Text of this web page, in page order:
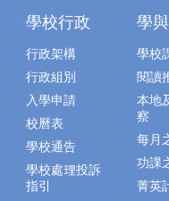
學校行政
行政架構
行政組別
入學申請
校曆表
學校通告
學校處理投訴
指引
學
學校
閱讀
本地
察
每月
功課
菁英